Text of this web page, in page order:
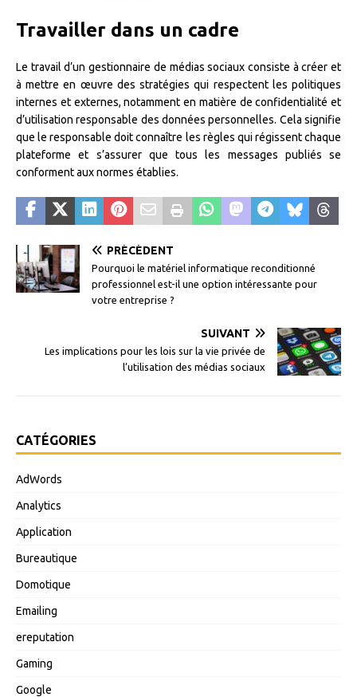
Travailler dans un cadre
Le travail d’un gestionnaire de médias sociaux consiste à créer et
à mettre en œuvre des stratégies qui respectent les politiques
internes et externes, notamment en matière de confidentialité et
d’utilisation responsable des données personnelles. Cela signifie
que le responsable doit connaître les règles qui régissent chaque
plateforme et s’assurer que tous les messages publiés se
conforment aux normes établies.
PRÉCÉDENT
Pourquoi le matériel informatique reconditionné
professionnel est-il une option intéressante pour
votre entreprise ?
SUIVANT
Les implications pour les lois sur la vie privée de
l’utilisation des médias sociaux
CATÉGORIES
AdWords
Analytics
Application
Bureautique
Domotique
Emailing
ereputation
Gaming
Google